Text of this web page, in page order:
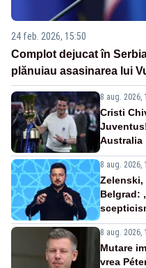
24 feb. 2026, 15:50
Complot dejucat în
plănuiau asasinarea lui
8 aug. 2026,
Cristi
Australia
8 aug. 2026,
Zelenski,
Belgrad:
8 aug. 2026,
Mutare
vrea